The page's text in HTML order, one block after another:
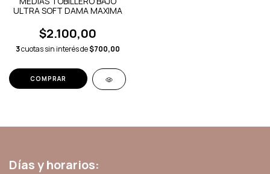
ULTRA SOFT DAMA MAXIMA
$2.100,00
3cuotas sin interés de$700,00
COMPRAR
Días y horarios: